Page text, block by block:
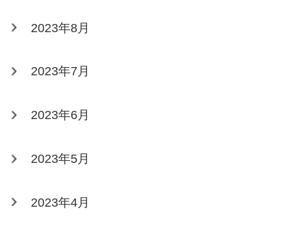
2023年8月
2023年7月
2023年6月
2023年5月
2023年4月